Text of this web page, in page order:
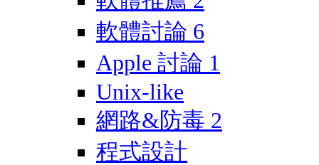
軟體討論 6
Apple 討論 1
Unix-like
網路&防毒 2
程式設計